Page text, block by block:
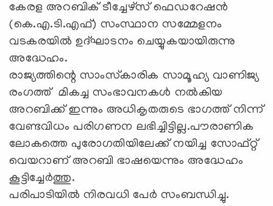
കേരള അറബിക് ടീച്ചേഴ്‌സ് ഫെഡറേഷന്‍
(കെ.എ.ടി.എഫ്) സംസ്ഥാന സമ്മേളനം
വടകരയില്‍ ഉദ്ഘാടനം ചെയ്യുകയായിരുന്നു
അദ്ധേഹം.
രാജ്യത്തിന്റെ സാംസ്‌കാരിക സാമൂഹ്യ വാണിജ്യ
രംഗത്ത് മികച്ച സംഭാവനകള്‍ നല്‍കിയ
അറബിക്ക് ഇന്നും അധികൃതരുടെ ഭാഗത്ത് നിന്ന്
വേണ്ടവിധം പരിഗണന ലഭിച്ചിട്ടില്ല.പൗരാണിക
ലോകത്തെ പുരോഗതിയിലേക്ക് നയിച്ച സോഫ്റ്റ്
വെയറാണ് അറബി ഭാഷയെന്നും അദ്ധേഹം
കൂട്ടിച്ചേര്‍ത്തു.
പരിപാടിയില്‍ നിരവധി പേര്‍ സംബന്ധിച്ചു.